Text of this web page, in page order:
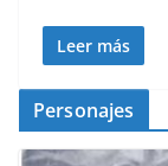
Leer más
Personajes